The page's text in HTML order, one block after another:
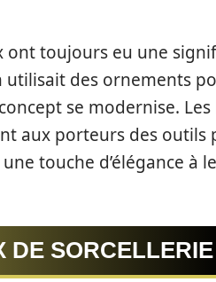
ont toujours eu une
utilisait des ornements
se modernise. Les
aux porteurs des outils
touche d’élégance à
DE SORCELLERIE